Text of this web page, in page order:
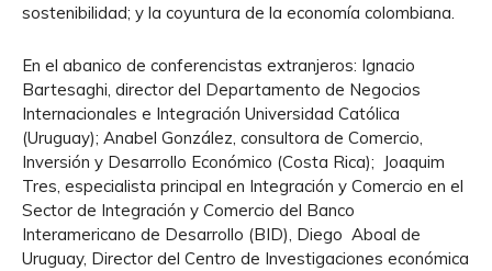
sostenibilidad; y la coyuntura de la economía colombiana.
En el abanico de conferencistas extranjeros: Ignacio
Bartesaghi, director del Departamento de Negocios
Internacionales e Integración Universidad Católica
(Uruguay); Anabel González, consultora de Comercio,
Inversión y Desarrollo Económico (Costa Rica); Joaquim
Tres, especialista principal en Integración y Comercio en el
Sector de Integración y Comercio del Banco
Interamericano de Desarrollo (BID), Diego Aboal de
Uruguay, Director del Centro de Investigaciones económica